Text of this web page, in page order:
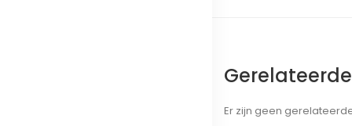
Er zijn geen